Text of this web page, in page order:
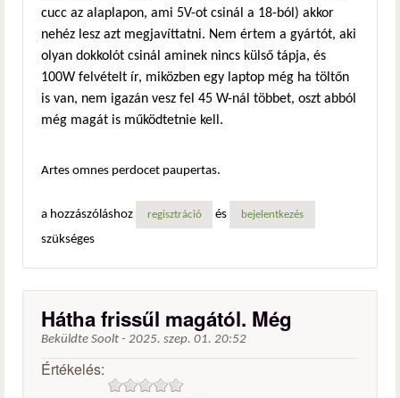
cucc az alaplapon, ami 5V-ot csinál a 18-ból) akkor
nehéz lesz azt megjavíttatni. Nem értem a gyártót, aki
olyan dokkolót csinál aminek nincs külső tápja, és
100W felvételt ír, miközben egy laptop még ha töltőn
is van, nem igazán vesz fel 45 W-nál többet, oszt abból
még magát is működtetnie kell.
Artes omnes perdocet paupertas.
a hozzászóláshoz regisztráció és bejelentkezés
szükséges
Hátha frissűl magától. Még
Beküldte Soolt - 2025. szep. 01. 20:52
Értékelés: